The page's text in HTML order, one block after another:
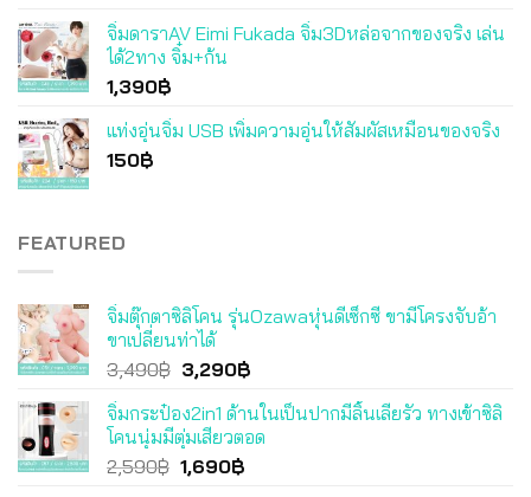
จิ๋มดาราAV Eimi Fukada จิ๋ม3Dหล่อจากของจริง เล่น
ได้2ทาง จิ๋ม+ก้น
1,390฿
แท่งอุ่นจิ๋ม USB เพิ่มความอุ่นให้สัมผัสเหมือนของจริง
150฿
FEATURED
จิ๋มตุ๊กตาซิลิโคน รุ่นOzawaหุ่นดีเซ็กซี่ ขามีโครงจับอ้า
ขาเปลี่ยนท่าได้
3,490฿ Original
was:
3,490฿.
3,290฿Current
is:
3,290฿.
จิ๋มกระป๋อง2in1 ด้านในเป็นปากมีลิ้นเลียรัว ทางเข้าซิลิ
โคนนุ่มมีตุ่มเสียวตอด
2,590฿ Original
1,690฿Current